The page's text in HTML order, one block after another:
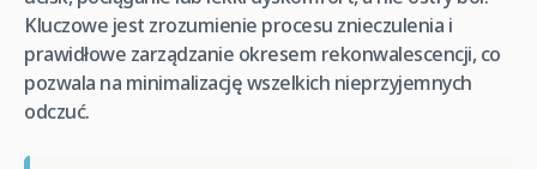
Kluczowe jest zrozumienie procesu znieczulenia i
prawidłowe zarządzanie okresem rekonwalescencji, co
pozwala na minimalizację wszelkich nieprzyjemnych
odczuć.